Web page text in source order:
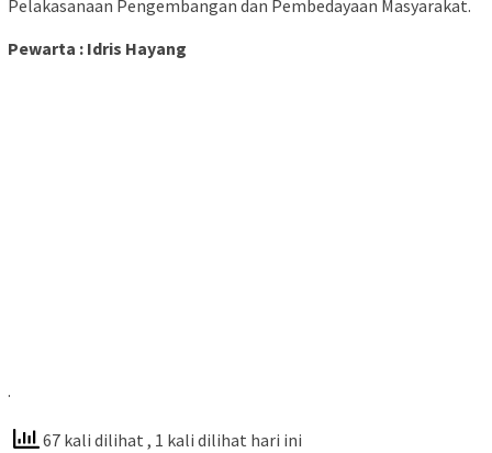
Pelakasanaan Pengembangan dan Pembedayaan Masyarakat.
Pewarta : Idris Hayang
.
67 kali dilihat , 1 kali dilihat hari ini